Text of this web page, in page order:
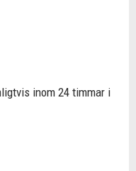
inom 24 timmar i